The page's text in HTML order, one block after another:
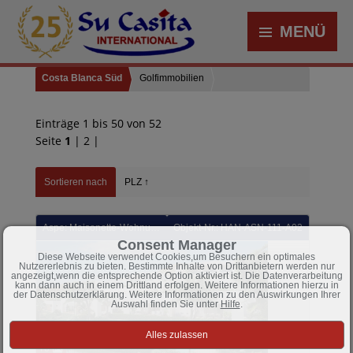
MENÜ
Costa Blanca Süd Golfimmobilien
Einträge 1 bis 50 von 52
Seite 1 | 2|
Sortieren nach PLZ ↑
Aspe: Maisonette-Wohnungen mit 2 Schlafzimmern, 3 Bädern, Klimaanlage, Fußbodenheizung, Kfz-Stellplatz und Gemeinschaftspool in wunderschöner Golfanlage Objekt-Nr.: HAN-ASN-111-A02
10
Consent Manager
Diese Webseite verwendet Cookies,um Besuchern ein optimales
Nutzererlebnis zu bieten. Bestimmte Inhalte von Drittanbietern werden nur
angezeigt,wenn die entsprechende Option aktiviert ist. Die Datenverarbeitung
kann dann auch in einem Drittland erfolgen. Weitere Informationen hierzu in
der Datenschutzerklärung. Weitere Informationen zu den Auswirkungen Ihrer
Auswahl finden Sie unter Hilfe